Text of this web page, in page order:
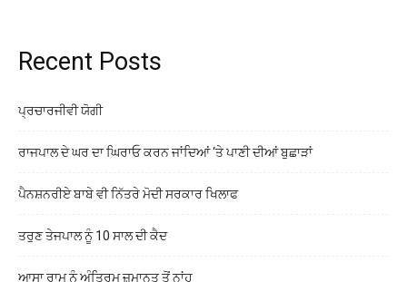
Recent Posts
ਪ੍ਰਚਾਰਜੀਵੀ ਯੋਗੀ
ਰਾਜਪਾਲ ਦੇ ਘਰ ਦਾ ਘਿਰਾਓ ਕਰਨ ਜਾਂਦਿਆਂ ‘ਤੇ ਪਾਣੀ ਦੀਆਂ ਬੁਛਾੜਾਂ
ਪੈਨਸ਼ਨਰੀਏ ਬਾਬੇ ਵੀ ਨਿੱਤਰੇ ਮੋਦੀ ਸਰਕਾਰ ਖਿਲਾਫ
ਤਰੁਣ ਤੇਜਪਾਲ ਨੂੰ 10 ਸਾਲ ਦੀ ਕੈਦ
ਆਸਾ ਰਾਮ ਨੂੰ ਅੰਤ੍ਰਿਮ ਜ਼ਮਾਨਤ ਤੋਂ ਨਾਂਹ